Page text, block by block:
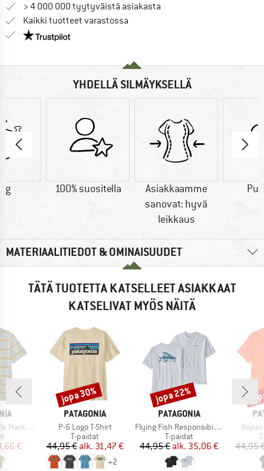
> 4 000 000 tyytyväistä asiakasta
Kaikki tuotteet varastossa
Meillä on Trustpilot -sertifiointi - lue lisää tästä!
YHDELLÄ SILMÄYKSELLÄ
g 100% suositella
Asiakkaamme
sanovat: hyvä
leikkaus
MATERIAALITIEDOT & OMINAISUUDET
TÄTÄ TUOTETTA KATSELLEET ASIAKKAAT
KATSELIVAT MYÖS NÄITÄ
Tee
hinta
€
MERKKI
PATAGONIA
Tuote
P-6 Logo T-Shirt
Tuoteryhmä
T-paidat
Hinta
44,95 € Alennettu hinta
alk. 31,47 €
+2
Alennus
jopa 30%
MERKKI
PATAGONIA
Tuote
Flying Fish Responsibili-Tee
Tuoteryhmä
T-paidat
Hinta
44,95 € Alennettu hinta
alk. 35,06 €
Alennus
jopa 22%
Tuote
44,95